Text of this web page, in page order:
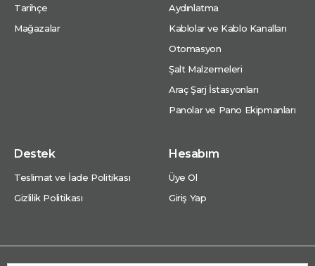
Tarihçe
Mağazalar
Aydınlatma
Kablolar ve Kablo Kanalları
Otomasyon
Şalt Malzemeleri
Araç Şarj İstasyonları
Panolar ve Pano Ekipmanları
Destek
Teslimat ve İade Politikası
Gizlilik Politikası
Hesabım
Üye Ol
Giriş Yap